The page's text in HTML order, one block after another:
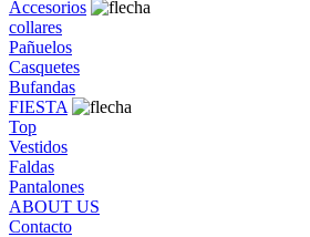
Accesorios
collares
Pañuelos
Casquetes
Bufandas
FIESTA
Top
Vestidos
Faldas
Pantalones
ABOUT US
Contacto